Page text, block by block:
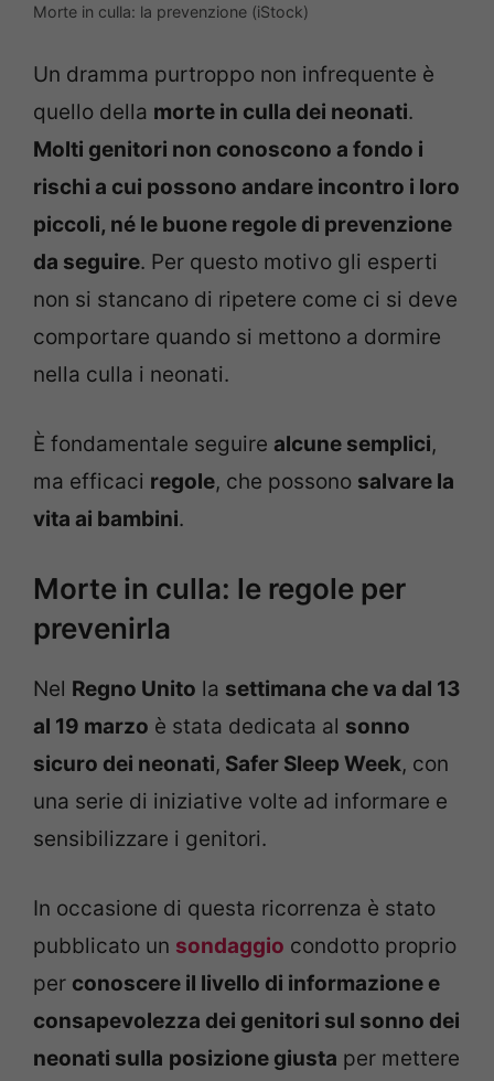
Morte in culla: la prevenzione (iStock)
Un dramma purtroppo non infrequente è
quello della morte in culla dei neonati.
Molti genitori non conoscono a fondo i
rischi a cui possono andare incontro i loro
piccoli, né le buone regole di prevenzione
da seguire. Per questo motivo gli esperti
non si stancano di ripetere come ci si deve
comportare quando si mettono a dormire
nella culla i neonati.
È fondamentale seguire alcune semplici,
ma efficaci regole, che possono salvare la
vita ai bambini.
Morte in culla: le regole per
prevenirla
Nel Regno Unito la settimana che va dal 13
al 19 marzo è stata dedicata al sonno
sicuro dei neonati, Safer Sleep Week, con
una serie di iniziative volte ad informare e
sensibilizzare i genitori.
In occasione di questa ricorrenza è stato
pubblicato un sondaggio condotto proprio
per conoscere il livello di informazione e
consapevolezza dei genitori sul sonno dei
neonati sulla posizione giusta per mettere